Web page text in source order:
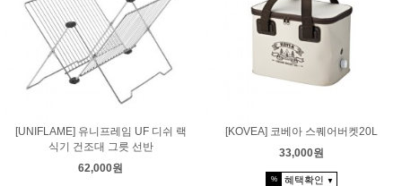
[UNIFLAME] 유니프레임 UF 디쉬 랙
식기 건조대 그릇 선반
62,000원
[KOVEA] 코베아 스퀘어버켓20L
33,000원
% 혜택확인 ▼